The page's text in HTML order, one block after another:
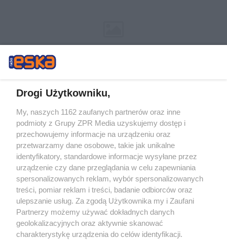
Żaden utwór zamieszczony w serwisie nie może być powielany i
rozpowszechniany lub dalej rozpowszechniany w jakikolwiek sposób (w
tym także elektroniczny lub mechaniczny) na jakimkolwiek polu
eksploatacji w jakiejkolwiek formie, włącznie z umieszczaniem w Internecie
bez pisemnej zgody właściciela praw. Jakiekolwiek użycie lub
wykorzystanie utworów w całości lub w części z naruszeniem prawa, tzn.
bez właściwej zgody, jest zabronione pod groźbą kary i może być ścigane
prawnie.
Drogi Użytkowniku,
My, naszych 1162 zaufanych partnerów oraz inne
podmioty z Grupy ZPR Media uzyskujemy dostęp i
przechowujemy informacje na urządzeniu oraz
przetwarzamy dane osobowe, takie jak unikalne
identyfikatory, standardowe informacje wysyłane przez
urządzenie czy dane przeglądania w celu zapewniania
spersonalizowanych reklam, wybór spersonalizowanych
treści, pomiar reklam i treści, badanie odbiorców oraz
ulepszanie usług. Za zgodą Użytkownika my i Zaufani
Partnerzy możemy używać dokładnych danych
geolokalizacyjnych oraz aktywnie skanować
charakterystykę urządzenia do celów identyfikacji.